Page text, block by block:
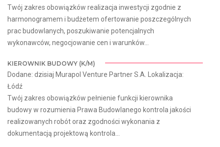
Twój zakres obowiązków realizacja inwestycji zgodnie z
harmonogramem i budżetem ofertowanie poszczególnych
prac budowlanych, poszukiwanie potencjalnych
wykonawców, negocjowanie cen i warunków...
KIEROWNIK BUDOWY (K/M)
Dodane: dzisiaj Murapol Venture Partner S.A. Lokalizacja:
Łódź
Twój zakres obowiązków pełnienie funkcji kierownika
budowy w rozumienia Prawa Budowlanego kontrola jakości
realizowanych robót oraz zgodności wykonania z
dokumentacją projektową kontrola...